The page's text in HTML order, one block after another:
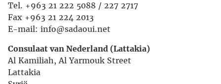
Tel. +963 21 222 5088 / 227 2717
Fax +963 21 224 2013
E-mail: info@sadaoui.net
Consulaat van Nederland (Lattakia)
Al Kamiliah, Al Yarmouk Street
Lattakia